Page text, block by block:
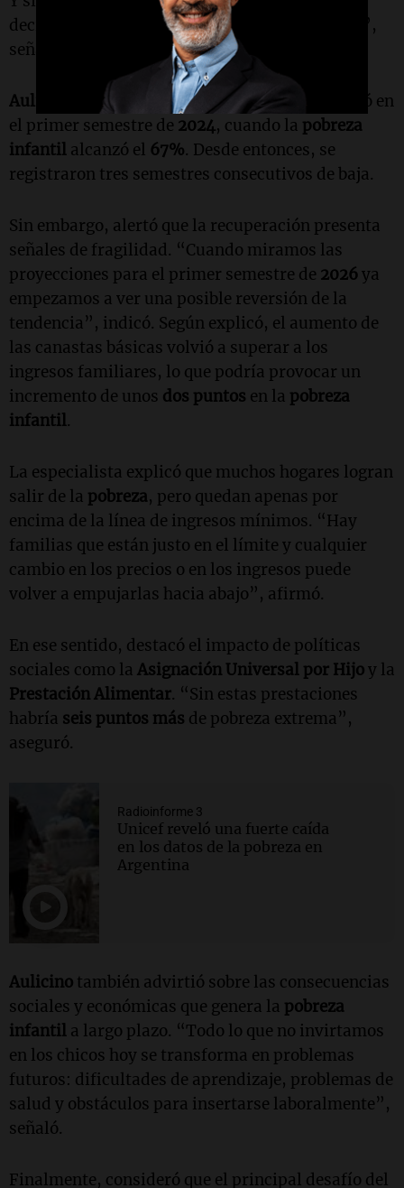
decir que nunca estuvimos por debajo del
”,
señaló.
Aulicino
recordó que el pico más alto se registró en
el primer semestre de 2024, cuando la pobreza
infantil alcanzó el 67%. Desde entonces, se
registraron tres semestres consecutivos de baja.
Sin embargo, alertó que la recuperación presenta
señales de fragilidad. “Cuando miramos las
proyecciones para el primer semestre de 2026ya
empezamos a ver una posible reversión de la
tendencia”, indicó. Según explicó, el aumento de
las canastas básicas volvió a superar a los
ingresos familiares, lo que podría provocar un
incremento de unos dos puntos en la pobreza
infantil.
La especialista explicó que muchos hogares logran
salir de la pobreza, pero quedan apenas por
encima de la línea de ingresos mínimos. “Hay
familias que están justo en el límite y cualquier
cambio en los precios o en los ingresos puede
volver a empujarlas hacia abajo”, afirmó.
En ese sentido, destacó el impacto de políticas
sociales como la Asignación Universal por Hijoy la
Prestación Alimentar. “Sin estas prestaciones
habría seis puntos más de pobreza extrema”,
aseguró.
Radioinforme 3
Unicef reveló una fuerte caída
en los datos de la pobreza en
Argentina
Aulicino también advirtió sobre las consecuencias
sociales y económicas que genera la pobreza
infantil a largo plazo. “Todo lo que no invirtamos
en los chicos hoy se transforma en problemas
futuros: dificultades de aprendizaje, problemas de
salud y obstáculos para insertarse laboralmente”,
señaló.
Finalmente, consideró que el principal desafío del